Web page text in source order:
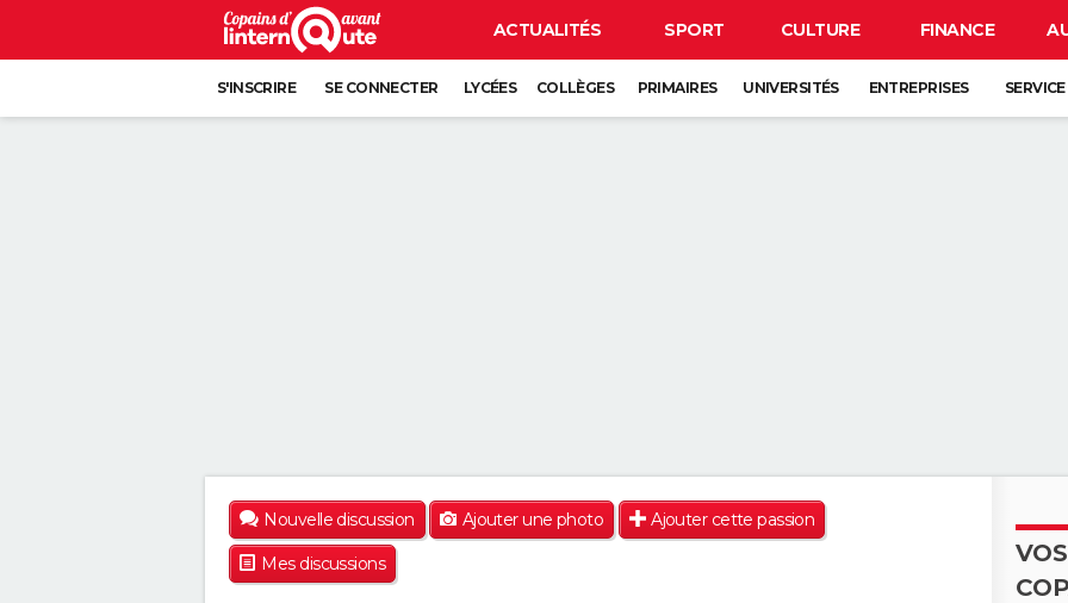
ACTUALITÉS SPORT CULTURE FINANCE
S'INSCRIRE SE CONNECTER LYCÉES COLLÈGES PRIMAIRES UNIVERSITÉS ENTREPRISES
Nouvelle discussion Ajouter une photo Ajouter cette passion
Mes discussions